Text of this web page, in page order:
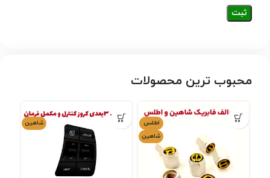
محبوب ترین محصولات
اطلس
شاهین
شاهین